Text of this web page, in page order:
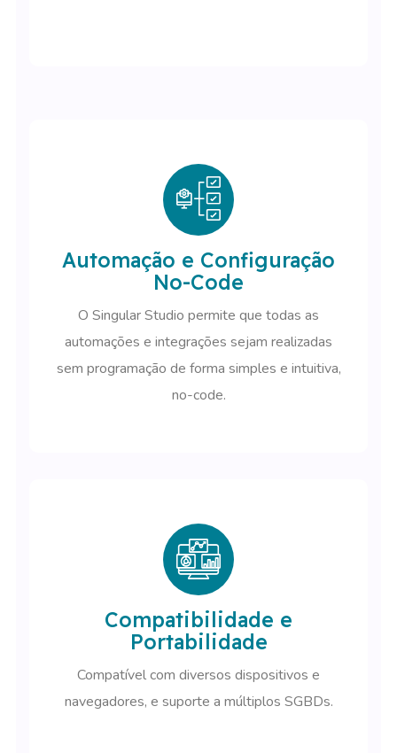
Automação e Configuração
No-Code
O Singular Studio permite que todas as
automações e integrações sejam realizadas
sem programação de forma simples e intuitiva,
no-code.
Compatibilidade e
Portabilidade
Compatível com diversos dispositivos e
navegadores, e suporte a múltiplos SGBDs.